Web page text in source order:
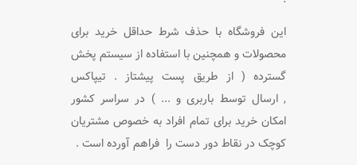
این فروشگاه با حذف شرط حداقل خرید برای
محصولات و همچنین با استفاده از سیستم پخش
گسترده ( از طریق پست پیشتاز . تیپاکس
,ارسال توسط باربری و ... ) در سراسر کشور
امکان خرید برای تمام افراد به خصوص مشتریان
کوچک در نقاط دور دست را فراهم آورده است .